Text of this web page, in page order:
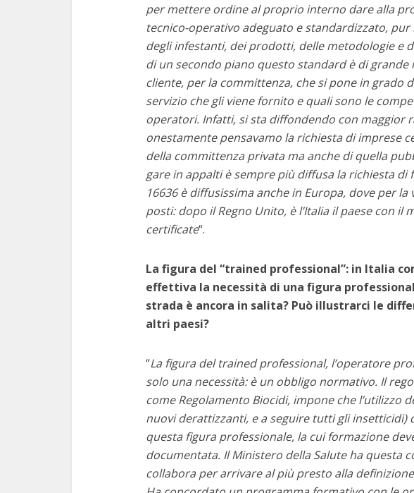
per mettere ordine al proprio interno dare alla
tecnico-operativo adeguato e standardizzato,
degli infestanti, dei prodotti, delle metodologie e
di un secondo piano questo standard è di
cliente, per la committenza, che si pone in grado
servizio che gli viene fornito e quali sono le
operatori. Infatti, si sta diffondendo con maggior
onestamente pensavamo la richiesta di imprese
della committenza privata ma anche di quella
gare in appalti è sempre più diffusa la richiesta di
16636 è diffusissima anche in Europa, dove per
posti: dopo il Regno Unito, è l’Italia il paese con il
certificate“.
La figura del “trained professional”: in Italia
effettiva la necessità di una figura
strada è ancora in salita? Può illustrarci le
altri paesi?
“La figura del trained professional, l’operatore
solo una necessità: è un obbligo normativo. Il
come Regolamento Biocidi, impone che l’utilizzo
nuovi derattizzanti, e a seguire tutti gli insetticidi)
questa figura professionale, la cui formazione
documentata. Il Ministero della Salute ha questa
collabora per arrivare al più presto alla